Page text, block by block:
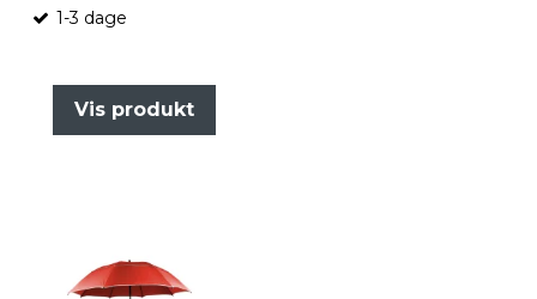
1-3 dage
Vis produkt